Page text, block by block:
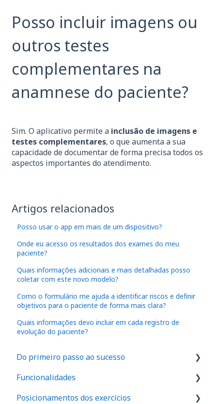
Posso incluir imagens ou
outros testes
complementares na
anamnese do paciente?
Sim. O aplicativo permite a inclusão de imagens e
testes complementares, o que aumenta a sua
capacidade de documentar de forma precisa todos os
aspectos importantes do atendimento.
Artigos relacionados
Posso usar o app em mais de um dispositivo?
Onde eu acesso os resultados dos exames do meu
paciente?
Quais informações adicionais e mais detalhadas posso
coletar com este novo modelo?
Como o formulário me ajuda a identificar riscos e definir
objetivos para o paciente de forma mais clara?
Quais informações devo incluir em cada registro de
evolução do paciente?
Do primeiro passo ao sucesso
1. Como são feitos os cadastros no aplicativo
2. Onde realizar o exame de força em seu
Funcionalidades
IA
Posicionamentos dos exercícios